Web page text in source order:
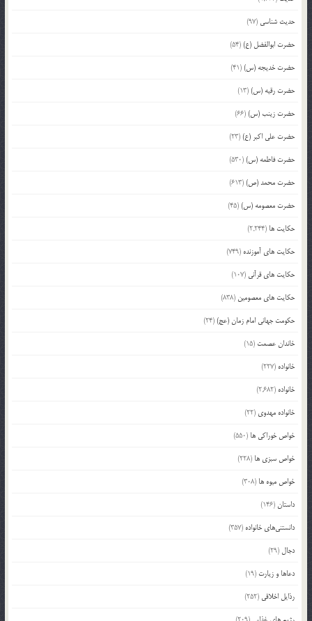
حدیث شناسی (97)
حضرت ابوالفضل (ع)(54)
حضرت خدیجه (س)(41)
حضرت رقیه (س)(13)
حضرت زینب (س)(66)
حضرت علی اکبر (ع)(23)
حضرت فاطمه (س)(530)
حضرت محمد (ص)(613)
حضرت معصومه (س)(45)
حکایت ها (2,244)
حکایت های آموزنده (749)
حکایت های قرآنی (107)
حکایت های معصومین (838)
حکومت جهانی امام زمان (عج)(24)
خاندان عصمت (15)
خانواده (227)
خانواده (2,682)
خانواده مهدوی (22)
خواص خوراکی ها (550)
خواص سبزی ها (228)
خواص میوه ها (308)
داستان(146)
دانستنی‌های خانواده (357)
دجال (29)
دعاها و زیارت (19)
رذایل اخلاقی (252)